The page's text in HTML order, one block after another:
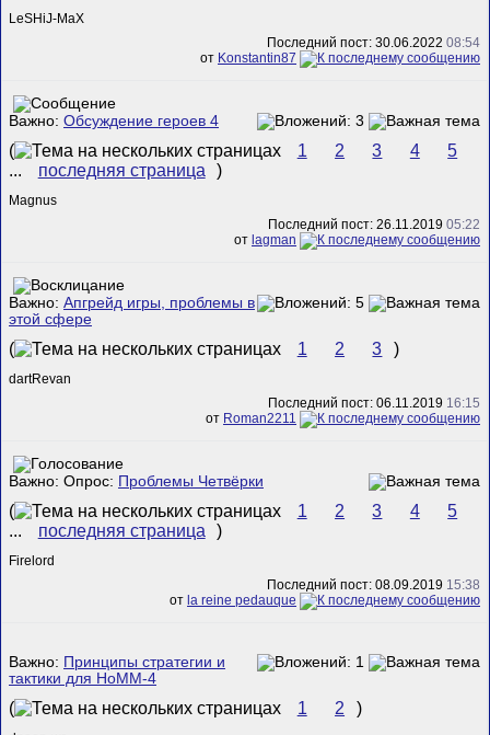
LeSHiJ-MaX
Последний пост: 30.06.2022 08:54
от Konstantin87
Важно: Обсуждение героев 4
( 1 2 3 4
5
...
последняя страница )
Magnus
Последний пост: 26.11.2019 05:22
от lagman
Важно: Апгрейд игры, проблемы в
этой сфере
( 1 2 3 )
dartRevan
Последний пост: 06.11.2019 16:15
от Roman2211
Важно: Опрос: Проблемы Четвёрки
( 1 2 3 4
5
...
последняя страница )
Firelord
Последний пост: 08.09.2019 15:38
от la reine pedauque
Важно: Принципы стратегии и
тактики для НоММ-4
( 1 2 )